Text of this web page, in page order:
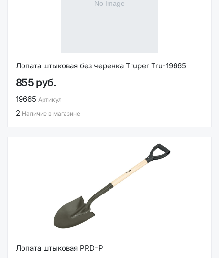
Лопата штыковая без черенка Truper Tru-19665
855 руб.
19665 Артикул
2 Наличие в магазине
Лопата штыковая PRD-P